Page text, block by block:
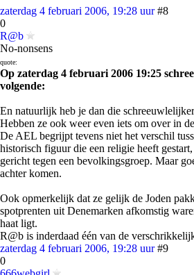
zaterdag 4 februari 2006, 19:28 uur #8
0
R@b
No-nonsens
quote:
Op zaterdag 4 februari 2006 19:25
volgende:
En natuurlijk heb je dan die
Hebben ze ook weer even iets om over in
De AEL begrijpt tevens niet het verschil
historisch figuur die een religie heeft
gericht tegen een bevolkingsgroep. Maar
achter komen.
Ook opmerkelijk dat ze gelijk de Joden
spotprenten uit Denemarken afkomstig
haat ligt.
R@b is inderdaad één van de
zaterdag 4 februari 2006, 19:28 uur #9
0